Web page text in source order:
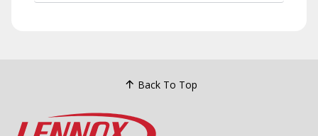
Back To Top